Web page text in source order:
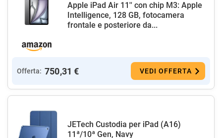
Apple iPad Air 11'' con chip M3: Apple
Intelligence, 128 GB, fotocamera
frontale e posteriore da...
Offerta: 750,31 € VEDI OFFERTA
JETech Custodia per iPad (A16)
11ª/10ª Gen, Navy